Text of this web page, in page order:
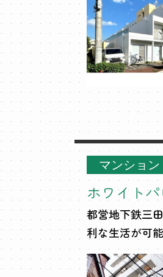
マンション
ホワイト
都営地下鉄三
利な生活が可能